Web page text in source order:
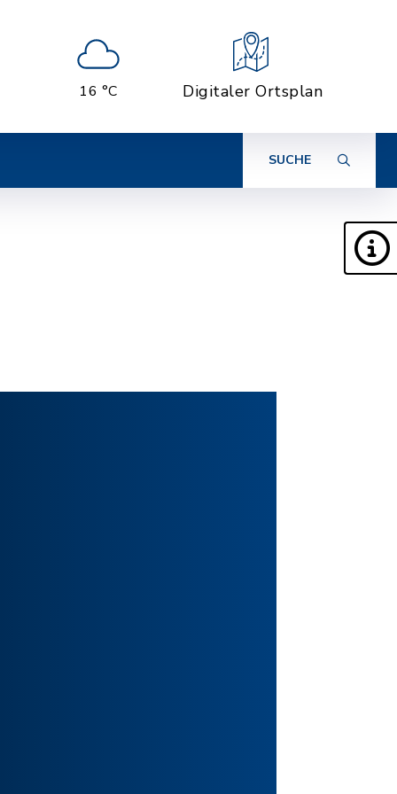
16 °C Digitaler Ortsplan
SUCHE